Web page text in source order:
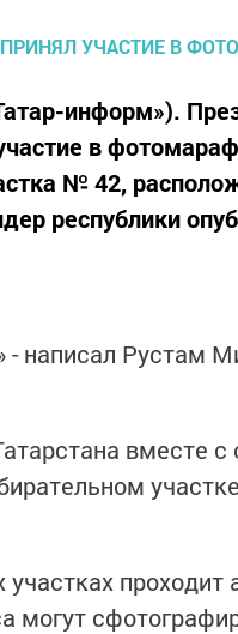
информ»).
в
№ 42,
республики
- написал Рустам
вместе с
участках
могут